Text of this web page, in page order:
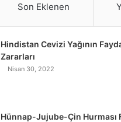
Son Eklenen
Hindistan Cevizi Yağının
Zararları
Nisan 30, 2022
Hünnap-Jujube-Çin Hurması